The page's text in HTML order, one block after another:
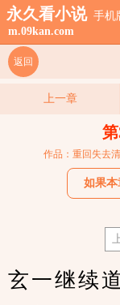
永久看小说 手机
m.09kan.com
返回
上一章
作品：重回失去
如果
玄一继续